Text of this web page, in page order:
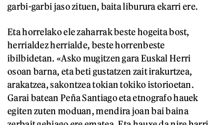
garbi-garbi jaso zituen, baita liburura ekarri ere.
Eta horrelako ele zaharrak beste hogeita bost,
herrialdez herrialde, beste horrenbeste
ibilbidetan. «Asko mugitzen gara Euskal Herri
osoan barna, eta beti gustatzen zait irakurtzea,
arakatzea, sakontzea tokian tokiko istorioetan.
Garai batean Peña Santiago eta etnografo hauek
egiten zuten moduan, mendira joan bai baina